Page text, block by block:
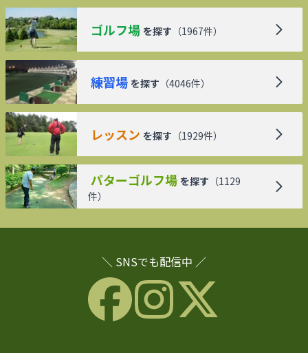
ゴルフ場 を探す （1967件）
練習場 を探す （4046件）
レッスン を探す （1929件）
パターゴルフ場 を探す （1129
件）
＼ SNSでも配信中 ／